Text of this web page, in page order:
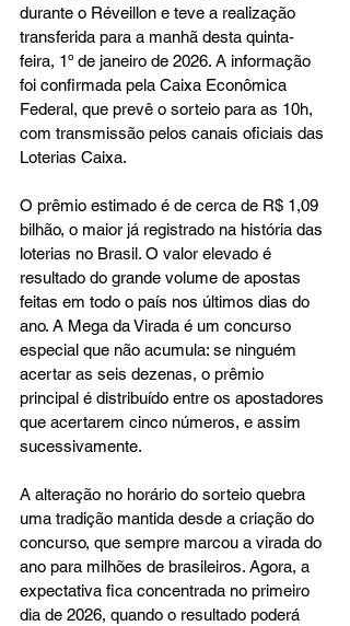
durante o Réveillon e teve a realização
transferida para a manhã desta quinta-
feira, 1º de janeiro de 2026. A informação
foi confirmada pela Caixa Econômica
Federal, que prevê o sorteio para as 10h,
com transmissão pelos canais oficiais das
Loterias Caixa.
O prêmio estimado é de cerca de R$ 1,09
bilhão, o maior já registrado na história das
loterias no Brasil. O valor elevado é
resultado do grande volume de apostas
feitas em todo o país nos últimos dias do
ano. A Mega da Virada é um concurso
especial que não acumula: se ninguém
acertar as seis dezenas, o prêmio
principal é distribuído entre os apostadores
que acertarem cinco números, e assim
sucessivamente.
A alteração no horário do sorteio quebra
uma tradição mantida desde a criação do
concurso, que sempre marcou a virada do
ano para milhões de brasileiros. Agora, a
expectativa fica concentrada no primeiro
dia de 2026, quando o resultado poderá